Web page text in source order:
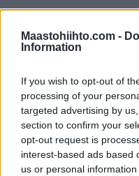
Maastohiihto.com -
Information
If you wish to opt-out of
processing of your
targeted advertising by
section to confirm your
opt-out request is
interest-based ads based
us or personal
375484 käyntiä
690608 sivulatausta
lukijaennätys on
hiihtojen ajalta.